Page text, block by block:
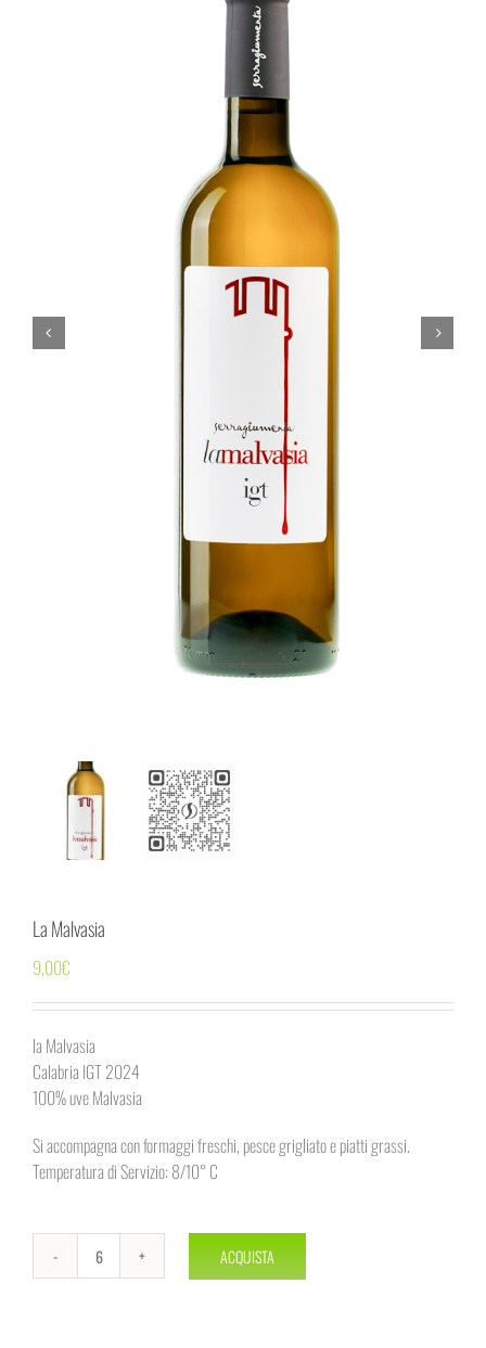
La Malvasia
9,00€
la Malvasia
Calabria IGT 2024
100% uve Malvasia
Si accompagna con formaggi freschi, pesce grigliato e piatti grassi.
Temperatura di Servizio: 8/10° C
La
ACQUISTA